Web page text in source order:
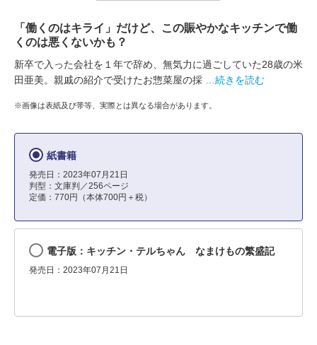
「働くのはキライ」だけど、この賑やかなキッチンで働
くのは悪くないかも？
新卒で入った会社を１年で辞め、無気力に過ごしていた28歳の米
田亜美。親戚の紹介で受けたお惣菜屋の採
…続きを読む
※画像は表紙及び帯等、実際とは異なる場合があります。
紙書籍
発売日：2023年07月21日
判型：文庫判／256ページ
定価：770円（本体700円＋税）
電子版：キッチン・テルちゃん なまけもの繁盛記
発売日：2023年07月21日